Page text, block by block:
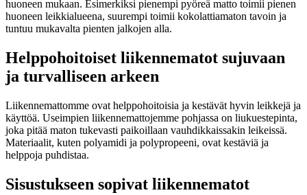
huoneen mukaan. Esimerkiksi pienempi pyöreä matto toimii pienen
huoneen leikkialueena, suurempi toimii kokolattiamaton tavoin ja
tuntuu mukavalta pienten jalkojen alla.
Helppohoitoiset liikennematot sujuvaan
ja turvalliseen arkeen
Liikennemattomme ovat helppohoitoisia ja kestävät hyvin leikkejä ja
käyttöä. Useimpien liikennemattojemme pohjassa on liukuestepinta,
joka pitää maton tukevasti paikoillaan vauhdikkaissakin leikeissä.
Materiaalit, kuten polyamidi ja polypropeeni, ovat kestäviä ja
helppoja puhdistaa.
Sisustukseen sopivat liikennematot